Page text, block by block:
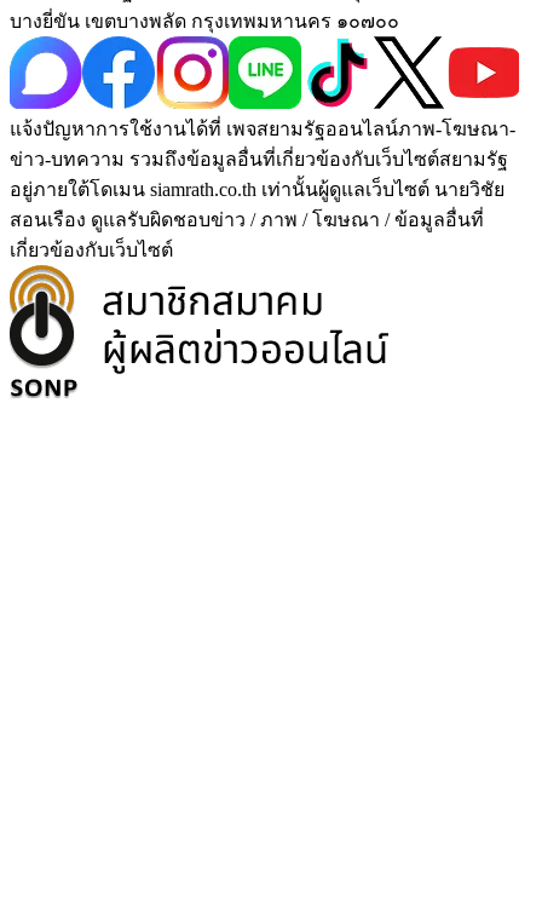
บางยี่ขัน เขตบางพลัด กรุงเทพมหานคร ๑๐๗๐๐
แจ้งปัญหาการใช้งานได้ที่ เพจสยามรัฐออนไลน์ภาพ-โฆษณา-
ข่าว-บทความ รวมถึงข้อมูลอื่นที่เกี่ยวข้องกับเว็บไซต์สยามรัฐ
อยู่ภายใต้โดเมน siamrath.co.th เท่านั้นผู้ดูแลเว็บไซต์ นายวิชัย
สอนเรือง ดูแลรับผิดชอบข่าว / ภาพ / โฆษณา / ข้อมูลอื่นที่
เกี่ยวข้องกับเว็บไซต์